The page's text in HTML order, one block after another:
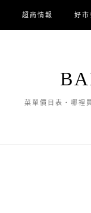
超商情報 好市
菜單價目表・哪裡